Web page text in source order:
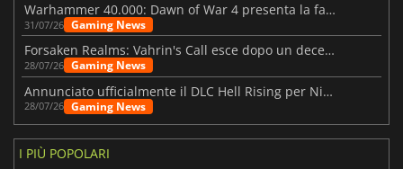
Warhammer 40.000: Dawn of War 4 presenta la fazione dei Necron
31/07/26 Gaming News
Forsaken Realms: Vahrin's Call esce dopo un decennio di sviluppo
28/07/26 Gaming News
Annunciato ufficialmente il DLC Hell Rising per Nioh 3
28/07/26 Gaming News
I PIÙ POPOLARI